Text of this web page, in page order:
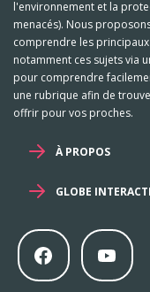
l'environnement et la
menacés). Nous
comprendre les
notamment ces sujets via
pour comprendre
une rubrique afin de
offrir pour vos proches.
À PROPOS
GLOBE